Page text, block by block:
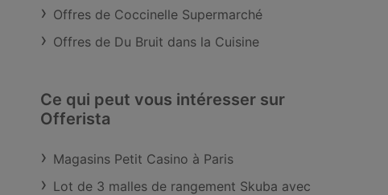
Offres de Coccinelle Supermarché
Offres de Du Bruit dans la Cuisine
Ce qui peut vous intéresser sur
Offerista
Magasins Petit Casino à Paris
Lot de 3 malles de rangement Skuba avec